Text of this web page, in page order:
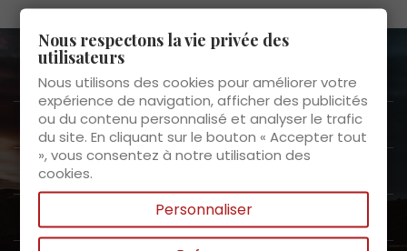
A propos de nous 
Service clients 
Nos produits
Nous respectons la vie privée des
utilisateurs
Nous utilisons des cookies pour améliorer votre
expérience de navigation, afficher des publicités
ou du contenu personnalisé et analyser le trafic
du site. En cliquant sur le bouton « Accepter tout
», vous consentez à notre utilisation des
cookies.
Personnaliser